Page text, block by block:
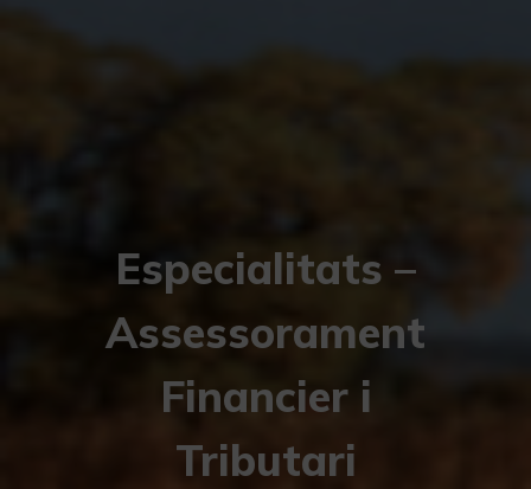
Especialitats –
Assessorament
Financier i
Tributari